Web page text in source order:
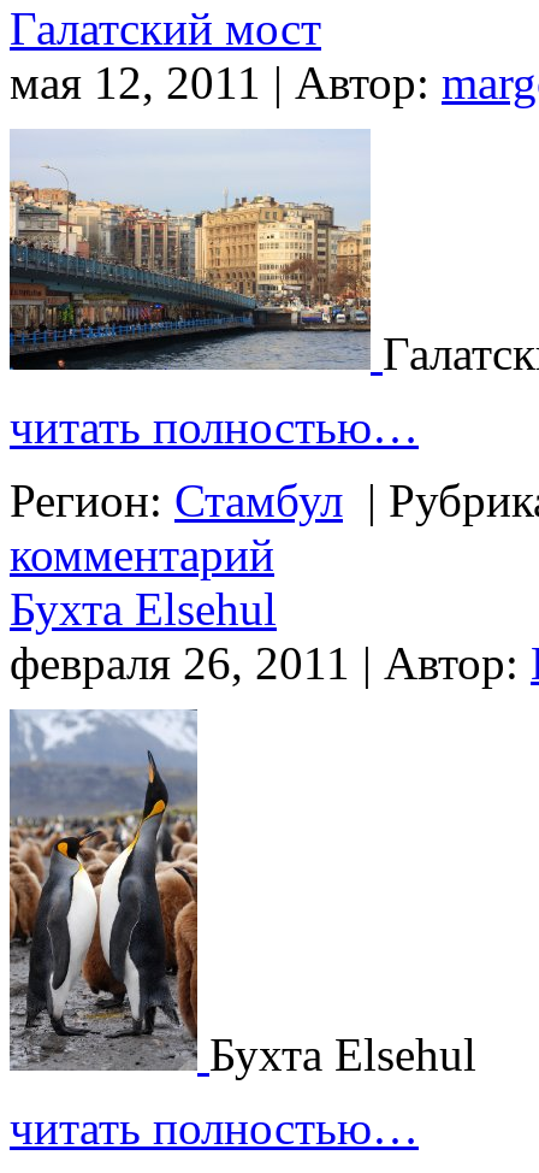
Галатский мост
мая 12, 2011 | Автор:
читать полностью…
Регион: Стамбул |
комментарий
Бухта Elsehul
февраля 26, 2011 | Автор:
Бухта Elsehul
читать полностью…